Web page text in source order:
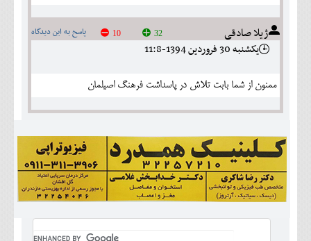
ژیلا صادقی پاسخ به این دیدگاه 32
10
يکشنبه 30 فروردين 1394-11:8
ممنون از شما بابت تلاش در پاسداشت فرهنگ اصیلمان